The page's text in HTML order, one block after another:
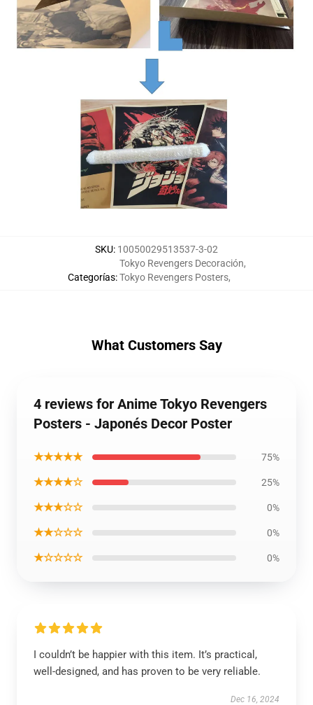
SKU: 10050029513537-3-02
Categorías:
Tokyo Revengers Decoración,
Tokyo Revengers Posters,
What Customers Say
4 reviews for Anime Tokyo Revengers
Posters - Japonés Decor Poster
★★★★★ 75%
★★★★☆ 25%
★★★☆☆ 0%
★★☆☆☆ 0%
★☆☆☆☆ 0%
I couldn’t be happier with this item. It’s practical,
well-designed, and has proven to be very reliable.
Dec 16, 2024